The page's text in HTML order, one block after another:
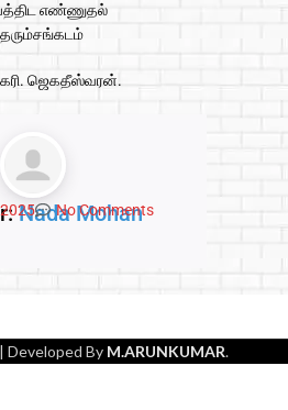
எண்ணுதல்
தரும்சங்கடம்
ஜெகதீஸ்வரன்.
Nada Mohan
No Comments
| Developed By M.ARUNKUMAR.